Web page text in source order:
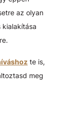
az olyan
kialakítása
te is,
meg